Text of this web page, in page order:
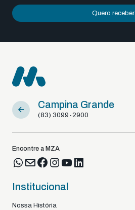
Quero receber
Campina Grande
(83) 3099-2900
Encontre a MZA
Institucional
Nossa História